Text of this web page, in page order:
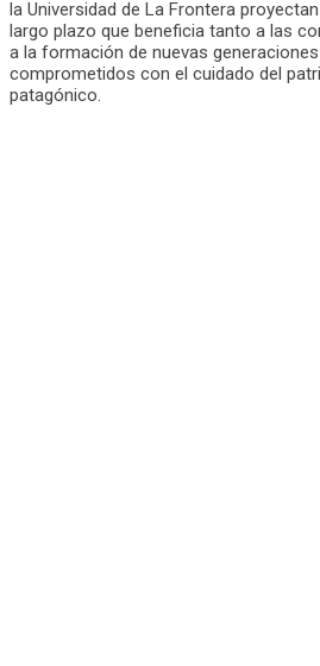
la Universidad de La Frontera
largo plazo que beneficia tanto a las
a la formación de nuevas
comprometidos con el cuidado del
patagónico.